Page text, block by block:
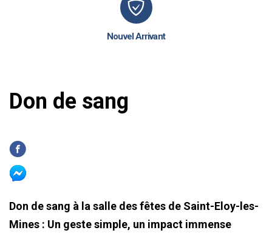
Nouvel Arrivant
Don de sang
Don de sang à la salle des fêtes de Saint-Eloy-les-
Mines : Un geste simple, un impact immense